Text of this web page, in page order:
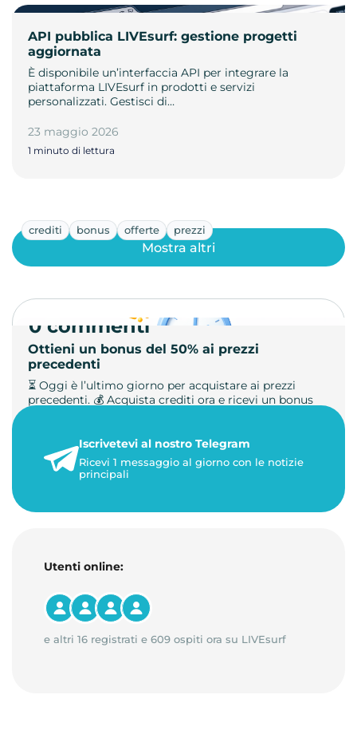
API pubblica LIVEsurf: gestione progetti
aggiornata
È disponibile un’interfaccia API per integrare la
piattaforma LIVEsurf in prodotti e servizi
personalizzati. Gestisci di…
23 maggio 2026
1 minuto di lettura
crediti bonus offerte prezzi
Ottieni un bonus del 50% ai prezzi
precedenti
⏳ Oggi è l’ultimo giorno per acquistare ai prezzi
precedenti. 💰 Acquista crediti ora e ricevi un bonus
23 maggio 2026
1 minuto di lettura
Mostra altri
0 commenti
Iscrivetevi al nostro Telegram
Ricevi 1 messaggio al giorno con le notizie
principali
Utenti online:
e altri 16 registrati e 609 ospiti ora su LIVEsurf